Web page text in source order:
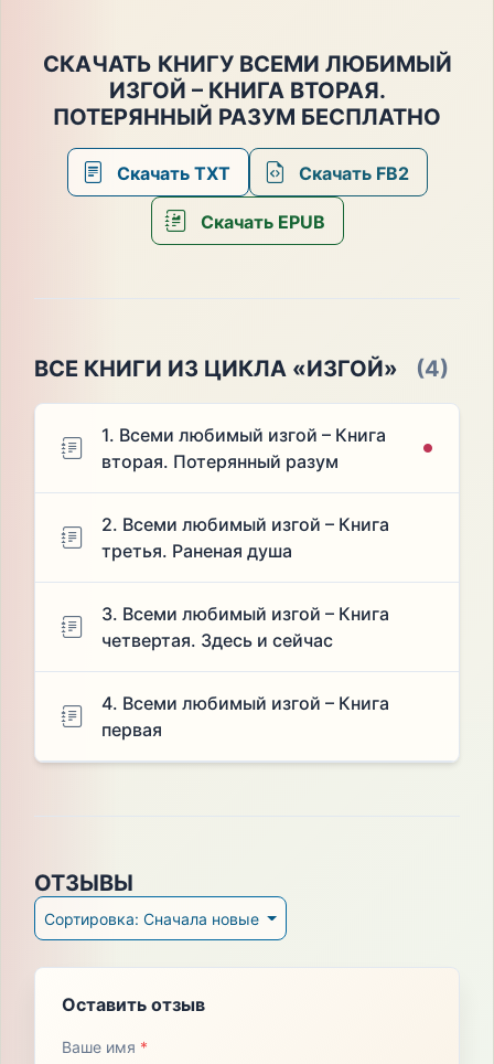
СКАЧАТЬ КНИГУ ВСЕМИ ЛЮБИМЫЙ
ИЗГОЙ – КНИГА ВТОРАЯ.
ПОТЕРЯННЫЙ РАЗУМ БЕСПЛАТНО
Скачать TXT Скачать FB2
Скачать EPUB
ВСЕ КНИГИ ИЗ ЦИКЛА «ИЗГОЙ» (4)
1. Всеми любимый изгой – Книга
вторая. Потерянный разум
2. Всеми любимый изгой – Книга
третья. Раненая душа
3. Всеми любимый изгой – Книга
четвертая. Здесь и сейчас
4. Всеми любимый изгой – Книга
первая
ОТЗЫВЫ
Сортировка: Сначала новые
Оставить отзыв
Ваше имя *